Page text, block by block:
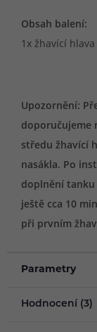
Obsah balení:
1x žhavící
Upozornění:
doporučujeme
středu žhavící
nasákla. Po
doplnění
ještě cca 10
při prvním
Parametry
Hodnocení (3)